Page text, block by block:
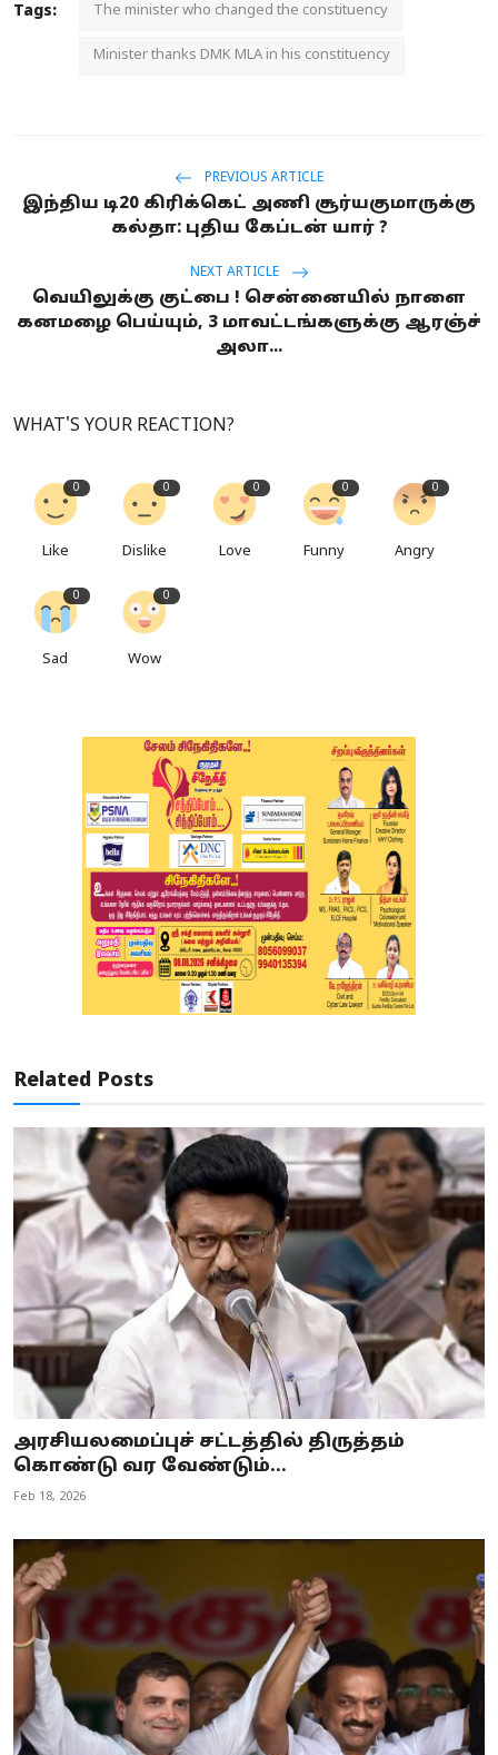
Tags: The minister who changed the constituency
Minister thanks DMK MLA in his constituency
PREVIOUS ARTICLE
இந்திய டி20 கிரிக்கெட் அணி சூர்யகுமாருக்கு
கல்தா: புதிய கேப்டன் யார் ?
NEXT ARTICLE
வெயிலுக்கு குட்பை ! சென்னையில் நாளை
கனமழை பெய்யும், 3 மாவட்டங்களுக்கு ஆரஞ்ச்
அலா...
WHAT'S YOUR REACTION?
0
Like
0
Dislike
0
Love
0
Funny
0
Angry
0
Sad
0
Wow
Related Posts
அரசியலமைப்புச் சட்டத்தில் திருத்தம்
கொண்டு வர வேண்டும்...
Feb 18, 2026